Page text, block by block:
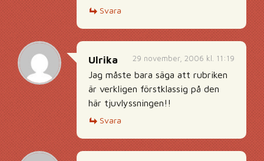
Svara
29 november, 2006 kl. 11:19
Ulrika
Jag måste bara säga att rubriken
är verkligen förstklassig på den
här tjuvlyssningen!!
Svara